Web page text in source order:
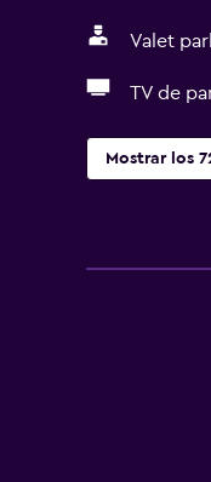
Valet
TV de
Mostrar los